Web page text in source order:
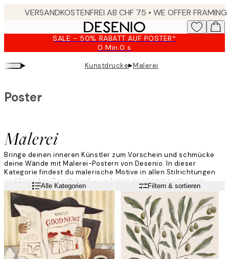
SALE - 50% RABATT AUF POSTER*
0 Min.0 s
Gültig
bis:
2026-
▸ Kunstdrucke▸Malerei
Malerei
Poster
Bringe deinen inneren Künstler zum Vorschein und schmücke
deine Wände mit Malerei-Postern von Desenio. In dieser
Kategorie findest du malerische Motive in allen Stilrichtungen
und für jeden Geschmack - und ganz bestimmt auch einige
neue Favoriten! Entdecke diese Kategorie und finde deine
Lieblingsposter, um eine neue, kunstvolle Bilderwand zu
erstellen.
WeiterlesenAlle Kategorien Filtern & sortieren